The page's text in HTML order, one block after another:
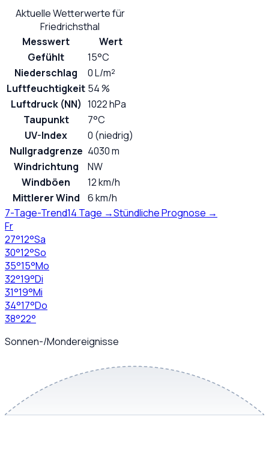
Aktuelle Wetterwerte für
Friedrichsthal
Messwert
Wert
Gefühlt
15°C
Niederschlag
0 L/m²
Luftfeuchtigkeit 54 %
Luftdruck (NN) 1022 hPa
Taupunkt
7°C
UV-Index
0 (niedrig)
Nullgradgrenze 4030 m
Windrichtung
NW
Windböen
12 km/h
Mittlerer Wind
6 km/h
7-Tage-Trend14 Tage →Stündliche Prognose →
Fr
27°12°Sa
30°12°So
35°15°Mo
32°19°Di
31°19°Mi
34°17°Do
38°22°
Sonnen-/Mondereignisse